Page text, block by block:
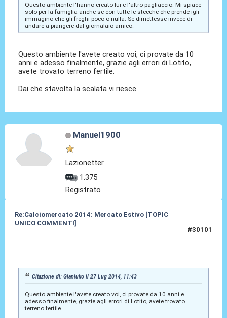
Questo ambiente l'hanno creato lui e l'altro pagliaccio. Mi spiace
solo per la famiglia anche se con tutte le stecche che prende igli
immagino che gli freghi poco o nulla. Se dimettesse invece di
andare a piangere dal giornalaio amico.
Questo ambiente l'avete creato voi, ci provate da 10
anni e adesso finalmente, grazie agli errori di Lotito,
avete trovato terreno fertile.
Dai che stavolta la scalata vi riesce.
Manuel1900
Lazionetter
1.375
Registrato
Re:Calciomercato 2014: Mercato Estivo [TOPIC
UNICO COMMENTI]
#30101
Citazione di: Gianluko il 27 Lug 2014, 11:43
Questo ambiente l'avete creato voi, ci provate da 10 anni e
adesso finalmente, grazie agli errori di Lotito, avete trovato
terreno fertile.